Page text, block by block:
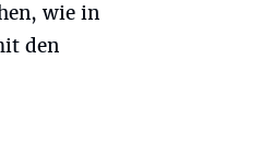
wie in
den